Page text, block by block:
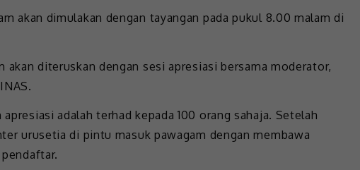
akan dimulakan dengan tayangan pada pukul 8.00 malam di
akan diteruskan dengan sesi apresiasi bersama moderator,
adalah terhad kepada 100 orang sahaja. Setelah
urusetia di pintu masuk pawagam dengan membawa